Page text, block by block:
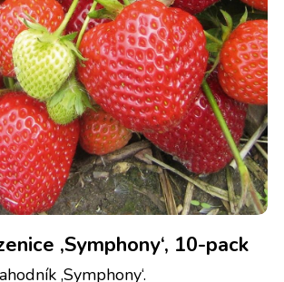
zvětšení
‚Symphony‘, 10-pack
‚Symphony‘.